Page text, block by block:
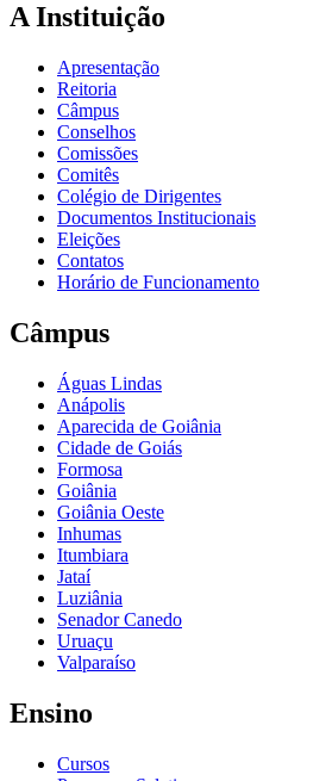
A Instituição
Apresentação
Reitoria
Câmpus
Conselhos
Comissões
Comitês
Colégio de Dirigentes
Documentos Institucionais
Eleições
Contatos
Horário de Funcionamento
Câmpus
Águas Lindas
Anápolis
Aparecida de Goiânia
Cidade de Goiás
Formosa
Goiânia
Goiânia Oeste
Inhumas
Itumbiara
Jataí
Luziânia
Senador Canedo
Uruaçu
Valparaíso
Ensino
Cursos